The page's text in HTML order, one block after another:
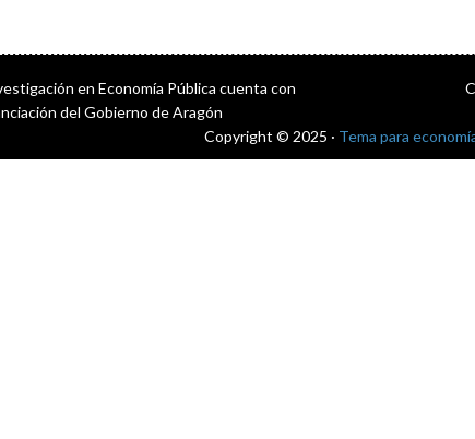
en Economía Pública cuenta con
del Gobierno de Aragón
Copyright © 2025 · Tema para